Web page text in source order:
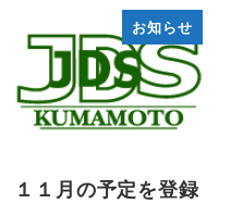
お知らせ
１１月の予定を登録